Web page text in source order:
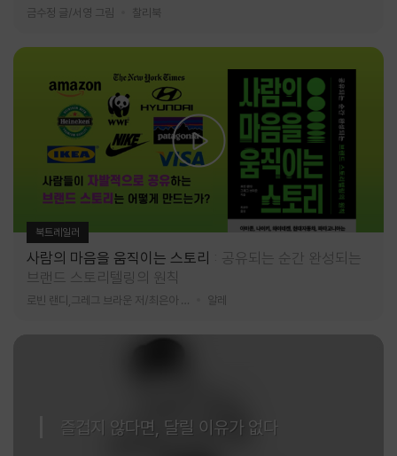
금수정 글/서영 그림 찰리북
북트레일러
사람의 마음을 움직이는 스토리
공유되는 순간 완성되는
브랜드 스토리텔링의 원칙
알레
즐겁지 않다면, 달릴 이유가 없다